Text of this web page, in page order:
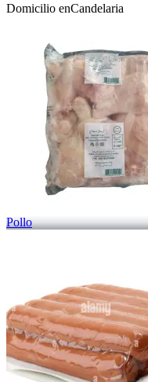
Domicilio enCandelaria
Pollo